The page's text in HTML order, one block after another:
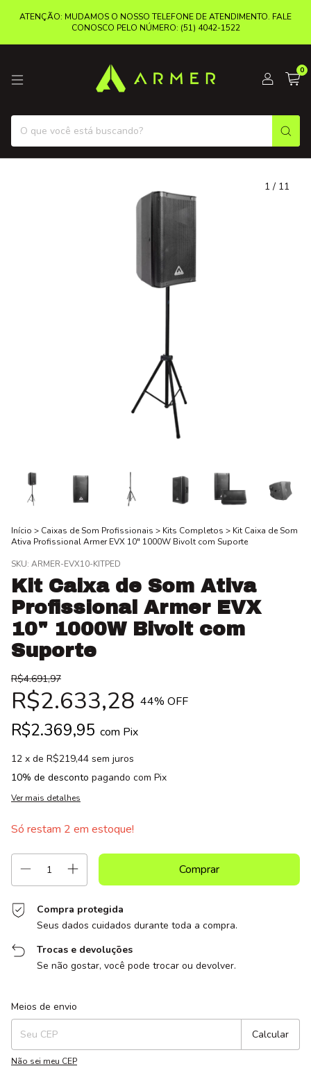
ATENÇÃO: MUDAMOS O NOSSO TELEFONE DE ATENDIMENTO. FALE
CONOSCO PELO NÚMERO: (51) 4042-1522
0
1 / 11
Início > Caixas de Som Profissionais > Kits Completos > Kit Caixa de Som
Ativa Profissional Armer EVX 10" 1000W Bivolt com Suporte
SKU: ARMER-EVX10-KITPED
Kit Caixa de Som Ativa
Profissional Armer EVX
10" 1000W Bivolt com
Suporte
R$4.691,97
R$2.633,28 44% OFF
R$2.369,95 com Pix
12 x de R$219,44 sem juros
10% de desconto pagando com Pix
Ver mais detalhes
Só restam 2 em estoque!
Compra protegida
Seus dados cuidados durante toda a compra.
Trocas e devoluções
Se não gostar, você pode trocar ou devolver.
Entregas para o CEP:
Meios de envio
Calcular
Não sei meu CEP